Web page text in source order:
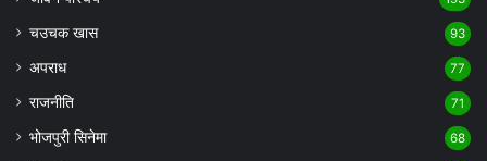
चउचक खास 93
अपराध 77
राजनीति 71
भोजपुरी सिनेमा 68